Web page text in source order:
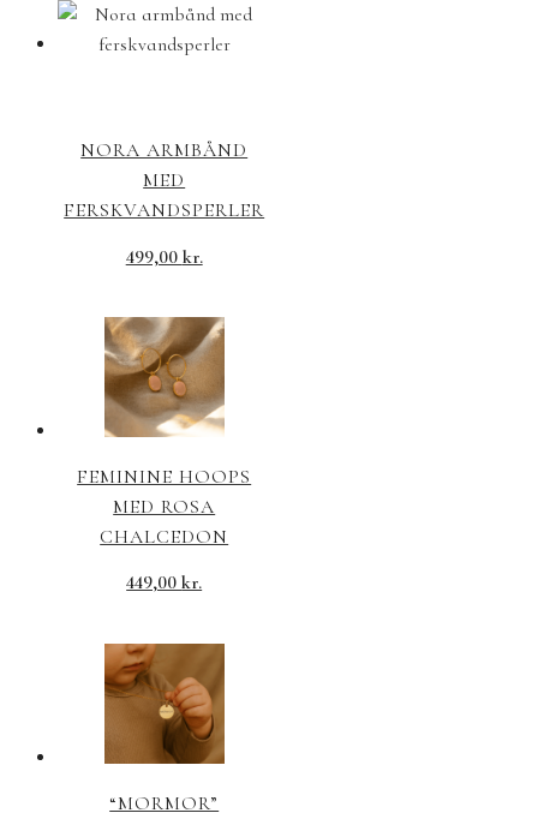
NORA ARMBÅND
MED
FERSKVANDSPERLER
499,00 kr.
FEMININE HOOPS
MED ROSA
CHALCEDON
449,00kr.
“MORMOR”